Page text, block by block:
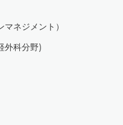
ネジメント）
外科分野)